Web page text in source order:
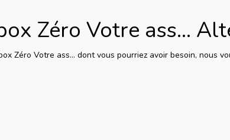
Zéro Votre ass...
Zéro Votre ass... dont vous pourriez avoir besoin, nous